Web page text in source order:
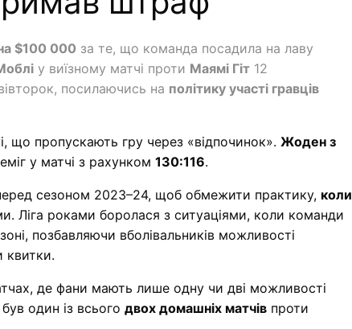
$100 000 за те, що команда посадила на лаву
у виїзному матчі проти Маямі Гіт 12
посилаючись на політику участі гравців
що пропускають гру через «відпочинок». Жоден з
у матчі з рахунком 130:116.
сезоном 2023–24, щоб обмежити практику, коли
Ліга роками боролася з ситуаціями, коли команди
позбавляючи вболівальників можливості
квитки.
де фани мають лише одну чи дві можливості
один із всього двох домашніх матчів проти